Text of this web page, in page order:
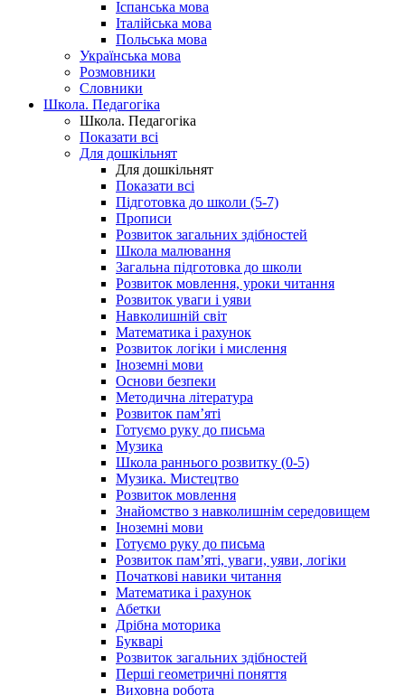
Іспанська мова
Італійська мова
Польська мова
Українська мова
Розмовники
Словники
Школа. Педагогіка
Школа. Педагогіка
Показати всі
Для дошкільнят
Для дошкільнят
Показати всі
Підготовка до школи (5-7)
Прописи
Розвиток загальних здібностей
Школа малювання
Загальна підготовка до школи
Розвиток мовлення, уроки читання
Розвиток уваги і уяви
Навколишній світ
Математика і рахунок
Розвиток логіки і мислення
Іноземні мови
Основи безпеки
Методична література
Розвиток пам’яті
Готуємо руку до письма
Музика
Школа раннього розвитку (0-5)
Музика. Мистецтво
Розвиток мовлення
Знайомство з навколишнім середовищем
Іноземні мови
Готуємо руку до письма
Розвиток пам’яті, уваги, уяви, логіки
Початкові навики читання
Математика і рахунок
Абетки
Дрібна моторика
Букварі
Розвиток загальних здібностей
Перші геометричні поняття
Виховна робота